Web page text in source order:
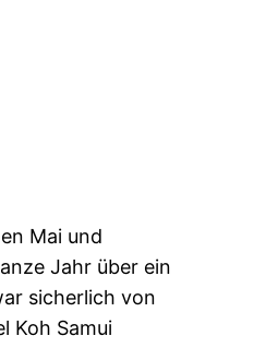
Mai und
Jahr über ein
sicherlich von
Koh Samui